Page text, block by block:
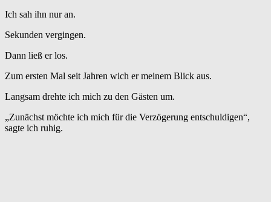
Ich sah ihn nur an.
Sekunden vergingen.
Dann ließ er los.
Zum ersten Mal seit Jahren wich er meinem Blick aus.
Langsam drehte ich mich zu den Gästen um.
„Zunächst möchte ich mich für die Verzögerung entschuldigen“,
sagte ich ruhig.